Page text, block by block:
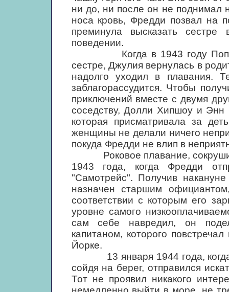
ни до, ни после он не поднимал
носа кровь, Фредди позвал
преминула высказать
поведении.
Когда в 1943 году Поп
сестре, Джулия вернулась в
надолго уходил в плавания.
заблагорассудится. Чтобы
приключений вместе с двумя
соседству, Долли Хипшоу и Энн
которая присматривала за
женщины не делали ничего
покуда Фредди не влип в
Роковое плавание,
1943 года, когда Фредди
"Самотрейс". Получив
назначен старшим
соответствии с которым его
уровне самого
сам себе навредил, он
капитаном, которого
Йорке.
13 января 1944 года, когда
сойдя на берег, отправился
Тот не проявил никакого